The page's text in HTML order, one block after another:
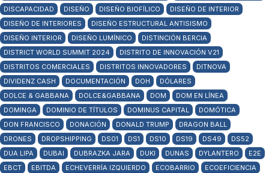
DISCAPACIDAD
DISEÑO DISEÑO BIOFÍLICO
DISEÑO DE INTERIOR
DISEÑO DE INTERIORES
DISEÑO ESTRUCTURAL ANTISISMO
DISEÑO INTERIOR
DISEÑO LUMÍNICO
DISTINCIÓN BERCIA
DISTRICT WORLD SUMMIT 2024
DISTRITO DE INNOVACIÓN V21
DISTRITOS COMERCIALES
DISTRITOS INNOVADORES
DITNOVA
DIVIDENZ CASH
DOCUMENTACIÓN DOH
DÓLARES
DOLCE & GABBANA
DOLCE&GABBANA DOM
DOM EN LÍNEA
DOMINGA
DOMINIO DE TÍTULOS DOMINUS CAPITAL
DOMÓTICA
DON FRANCISCO
DONACIÓN DONALD TRUMP
DRAGON BALL
DRONES
DROPSHIPPING DS01 DS1 DS10 DS19 DS49
DS52
DUA LIPA
DUBAI DUBRAZKA JARA DUKI DUNAS DYLANTERO
E2E
EBCT
EBITDA ECHEVERRÍA IZQUIERDO ECOBARRIO
ECOEFICIENCIA